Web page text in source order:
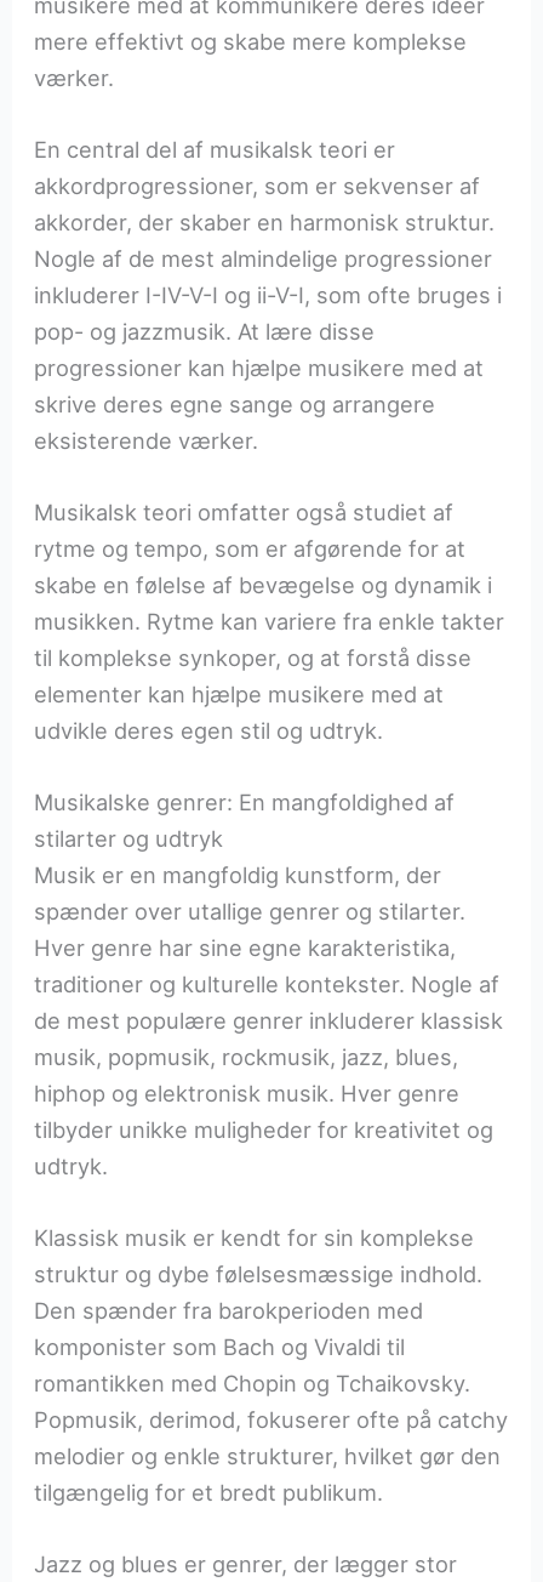
mere effektivt og skabe mere komplekse
værker.
En central del af musikalsk teori er
akkordprogressioner, som er sekvenser af
akkorder, der skaber en harmonisk struktur.
Nogle af de mest almindelige progressioner
inkluderer I-IV-V-I og ii-V-I, som ofte bruges i
pop- og jazzmusik. At lære disse
progressioner kan hjælpe musikere med at
skrive deres egne sange og arrangere
eksisterende værker.
Musikalsk teori omfatter også studiet af
rytme og tempo, som er afgørende for at
skabe en følelse af bevægelse og dynamik i
musikken. Rytme kan variere fra enkle takter
til komplekse synkoper, og at forstå disse
elementer kan hjælpe musikere med at
udvikle deres egen stil og udtryk.
Musikalske genrer: En mangfoldighed af
stilarter og udtryk
Musik er en mangfoldig kunstform, der
spænder over utallige genrer og stilarter.
Hver genre har sine egne karakteristika,
traditioner og kulturelle kontekster. Nogle af
de mest populære genrer inkluderer klassisk
musik, popmusik, rockmusik, jazz, blues,
hiphop og elektronisk musik. Hver genre
tilbyder unikke muligheder for kreativitet og
udtryk.
Klassisk musik er kendt for sin komplekse
struktur og dybe følelsesmæssige indhold.
Den spænder fra barokperioden med
komponister som Bach og Vivaldi til
romantikken med Chopin og Tchaikovsky.
Popmusik, derimod, fokuserer ofte på catchy
melodier og enkle strukturer, hvilket gør den
tilgængelig for et bredt publikum.
Jazz og blues er genrer, der lægger stor